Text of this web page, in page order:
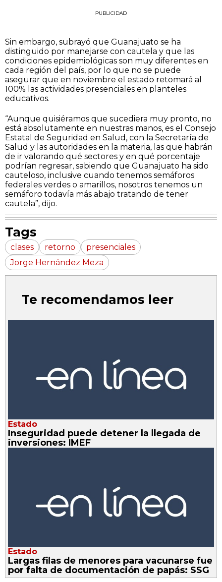
PUBLICIDAD
Sin embargo, subrayó que Guanajuato se ha
distinguido por manejarse con cautela y que las
condiciones epidemiológicas son muy diferentes en
cada región del país, por lo que no se puede
asegurar que en noviembre el estado retomará al
100% las actividades presenciales en planteles
educativos.
“Aunque quisiéramos que sucediera muy pronto, no
está absolutamente en nuestras manos, es el Consejo
Estatal de Seguridad en Salud, con la Secretaría de
Salud y las autoridades en la materia, las que habrán
de ir valorando qué sectores y en qué porcentaje
podrían regresar, sabiendo que Guanajuato ha sido
cauteloso, inclusive cuando tenemos semáforos
federales verdes o amarillos, nosotros tenemos un
semáforo todavía más abajo tratando de tener
cautela”, dijo.
Tags
clases retorno
presenciales
Jorge Hernández Meza
Te recomendamos leer
Estado
Inseguridad puede detener la llegada de
inversiones: IMEF
Estado
Largas filas de menores para vacunarse fue
por falta de documentación de papás: SSG